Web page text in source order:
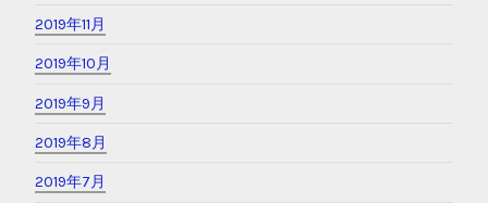
2019年11月
2019年10月
2019年9月
2019年8月
2019年7月